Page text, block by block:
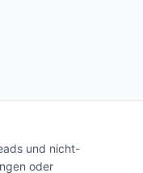
und nicht-
oder